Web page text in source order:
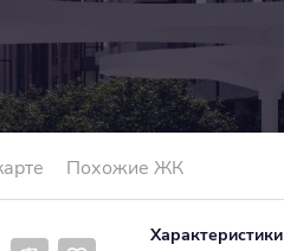
Похожие ЖК
Характеристики